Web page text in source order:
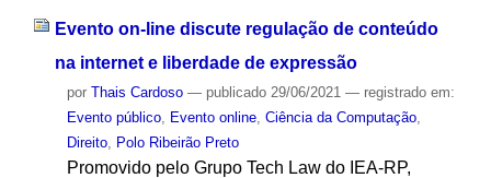
Evento on-line discute regulação de conteúdo
na internet e liberdade de expressão
por Thais Cardoso — publicado29/06/2021 — registrado em:
Evento público, Evento online, Ciência da Computação,
Direito, Polo Ribeirão Preto
Promovido pelo Grupo Tech Law do IEA-RP,